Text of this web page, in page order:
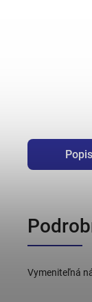
Popis
Vymeniteľná